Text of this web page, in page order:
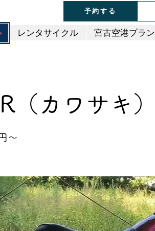
予約する
レンタサイクル 宮古空港プラン
（カワサキ）
～